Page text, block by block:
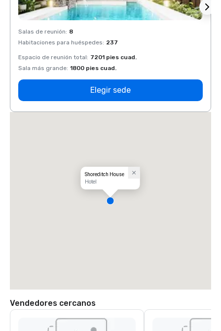
Salas de reunión: 8
Habitaciones para huéspedes: 237
Espacio de reunión total: 7201 pies cuad.
Sala más grande: 1800 pies cuad.
Elegir sede
Shoreditch House
Hotel
Vendedores cercanos